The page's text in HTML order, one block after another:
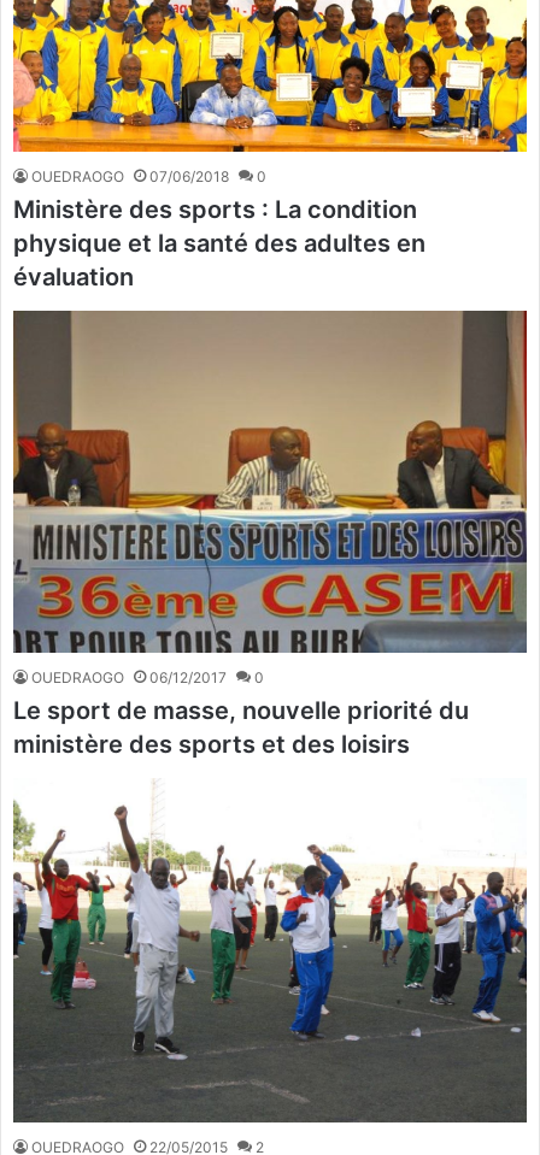
OUEDRAOGO 07/06/2018 0
Ministère des sports : La condition
physique et la santé des adultes en
évaluation
OUEDRAOGO 06/12/2017 0
Le sport de masse, nouvelle priorité du
ministère des sports et des loisirs
OUEDRAOGO 22/05/2015 2